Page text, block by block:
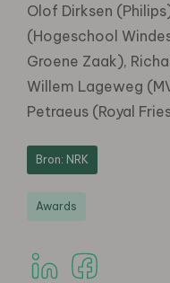
Olof Dirksen
(Hogeschool
Groene Zaak),
Willem Lageweg
Petraeus (Royal
Bron: NRK
Awards